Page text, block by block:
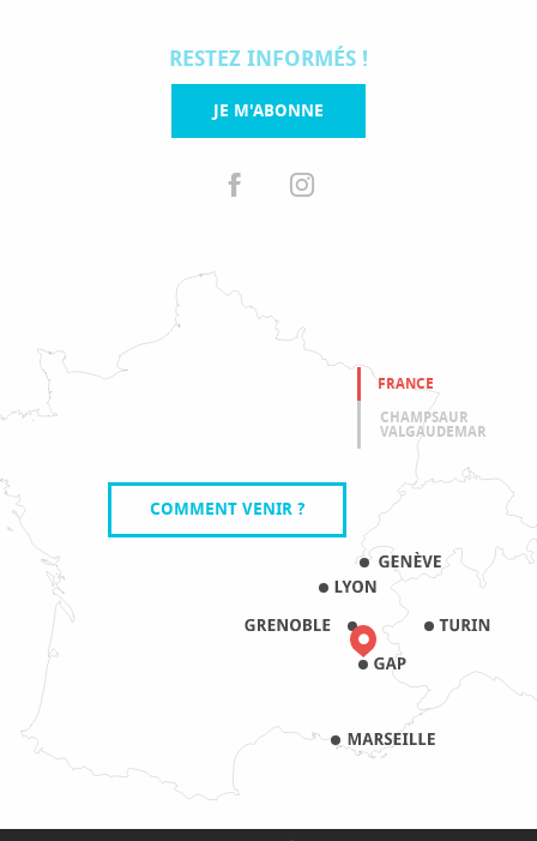
RESTEZ INFORMÉS !
JE M'ABONNE
FRANCE
CHAMPSAUR
VALGAUDEMAR
COMMENT VENIR ?